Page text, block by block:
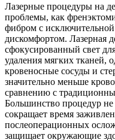
Лазерные процедуры на
проблемы, как
фибром с
дискомфортом. Лазерная
сфокусированный свет
удаления мягких тканей,
кровеносные сосуды и
значительно меньше
сравнению с
Большинство процедур
сокращает время
послеоперационных
защищает окружающие